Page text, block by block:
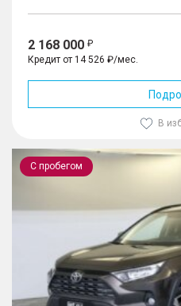
2 168 000
Кредит от 14 526 ₽/мес.
В
С пробегом
RAV4